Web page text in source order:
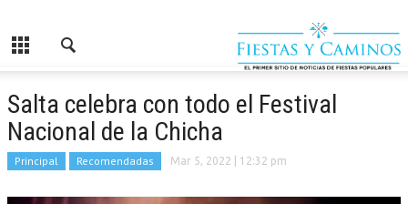
Salta celebra con todo el Festival
Nacional de la Chicha
Principal Recomendadas Mar 5, 2022 | 12:32 pm